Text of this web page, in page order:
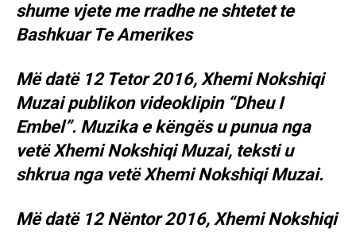
shume vjete me rradhe ne shtetet te
Bashkuar Te Amerikes
Më datë 12 Tetor 2016, Xhemi Nokshiqi
Muzai publikon videoklipin “Dheu I
Embel”. Muzika e këngës u punua nga
vetë Xhemi Nokshiqi Muzai, teksti u
shkrua nga vetë Xhemi Nokshiqi Muzai.
Më datë 12 Nëntor 2016, Xhemi Nokshiqi